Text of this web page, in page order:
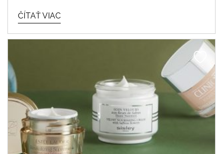
ČÍTAŤ VIAC